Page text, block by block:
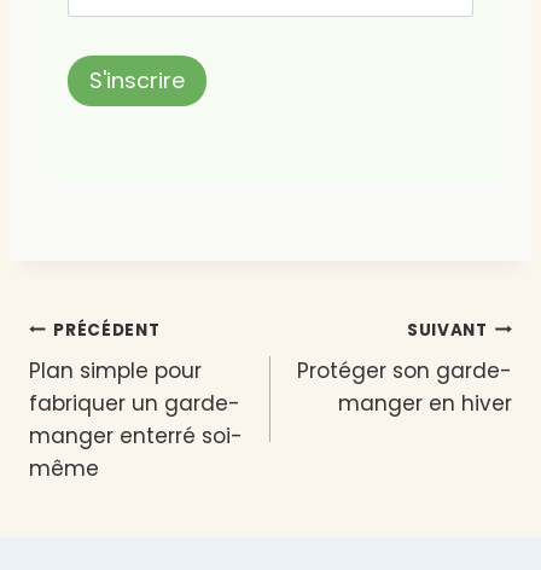
Navigation
de
l’article
PRÉCÉDENT
Plan simple pour
fabriquer un garde-
manger enterré soi-
même
SUIVANT
Protéger son garde-
manger en hiver